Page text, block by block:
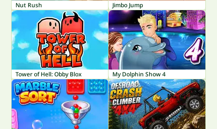
Nut Rush Jimbo Jump
Tower of Hell: Obby Blox My Dolphin Show 4